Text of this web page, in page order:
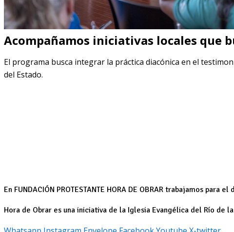
Acompañamos iniciativas locales que
El programa busca integrar la práctica diacónica en el
del Estado.
En FUNDACIÓN PROTESTANTE HORA DE OBRAR trabajamos
Hora de Obrar es una iniciativa de la Iglesia Evangélica del Río de